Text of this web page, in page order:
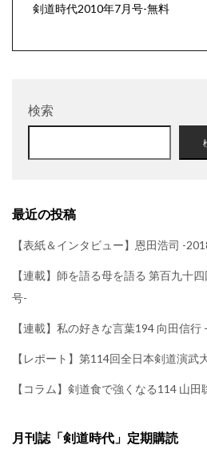
剣道時代2010年7月号-無料
検索
最近の投稿
【表紙＆インタビュー】恩田浩司 -
【連載】師を語る母を語る 第百九十
号-
【連載】私の好きな言葉194 向田信
【レポート】第114回全日本剣道演武
【コラム】剣道食で強くなる114 山
月刊誌「剣道時代」定期購読